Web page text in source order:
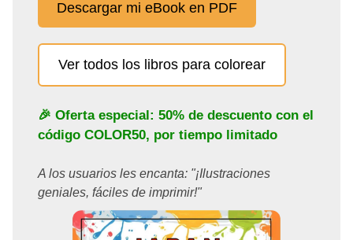
Descargar mi eBook en PDF
Ver todos los libros para colorear
🎉 Oferta especial: 50% de descuento con el
código COLOR50, por tiempo limitado
A los usuarios les encanta: "¡Ilustraciones
geniales, fáciles de imprimir!"